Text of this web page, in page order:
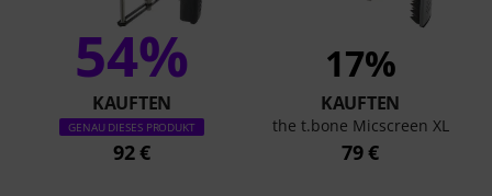
54%
KAUFTEN
GENAU DIESES PRODUKT
92 €
17%
KAUFTEN
the t.bone Micscreen XL
79 €